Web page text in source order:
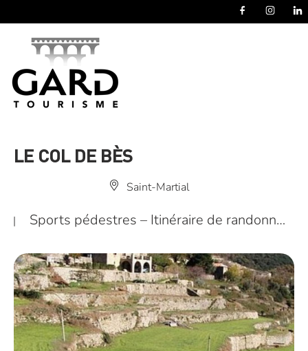
LE COL DE BÈS
Saint-Martial
| Sports pédestres – Itinéraire de randonn…